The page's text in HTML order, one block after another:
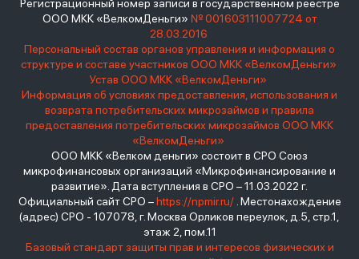
Регистрационный номер записи в государственном реестре
ООО МКК «ВелкомДеньги» № 001603111007724 от
28.03.2016
Персональный состав органов управления и информация о
структуре и составе участников ООО МКК «ВелкомДеньги»
Устав ООО МКК «ВелкомДеньги»
Информация об условиях предоставления, использования и
возврата потребительских микрозаймов и правила
предоставления потребительских микрозаймов ООО МКК
«ВелкомДеньги»
ООО МКК «Велком деньги» состоит в СРО Союз
микрофинансовых организаций «Микрофинансирование и
развитие». Дата вступления в СРО – 11.03.2022 г.
Официальный сайт СРО –https://npmir.ru/. Местонахождение
(адрес) СРО - 107078, г. Москва Орликов переулок, д.5, стр.1,
этаж 2, пом.11
Базовый стандарт защиты прав и интересов физических и